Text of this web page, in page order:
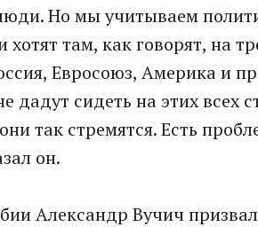
Но мы учитываем
там, как говорят, на
Евросоюз, Америка и
сидеть на этих всех
так стремятся. Есть
он.
Александр Вучич